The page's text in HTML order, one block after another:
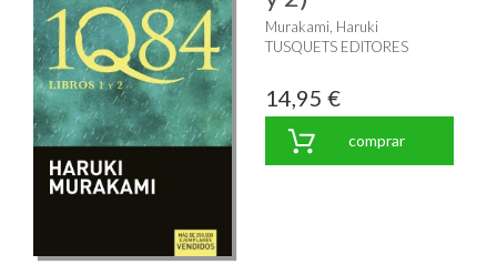
Murakami, Haruki
TUSQUETS EDITORES
14,95 €
comprar